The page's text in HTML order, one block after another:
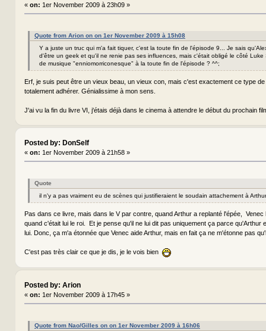
« on: 1er November 2009 à 23h09 »
Quote from Arion on on 1er November 2009 à 15h08
Y a juste un truc qui m'a fait tiquer, c'est la toute fin de l'épisode 9... Je sais
d'être un geek et qu'il ne renie pas ses influences, mais c'était obligé le côté Luke
de musique "enniomorriconesque" à la toute fin de l'épisode ? ^^;
Erf, je suis peut être un vieux beau, un vieux con, mais c'est exactement ce type
totalement adhérer. Génialissime à mon sens.
J'ai vu la fin du livre VI, j'étais déjà dans le cinema à attendre le début du prochain
Posted by: DonSelf
« on: 1er November 2009 à 21h58 »
Quote
il n'y a pas vraiment eu de scènes qui justifieraient le soudain attachement à
Pas dans ce livre, mais dans le V par contre, quand Arthur a replanté l'épée, Venec
quand c'était lui le roi. Et je pense qu'il ne lui dit pas uniquement ça parce qu'Arthur
lui. Donc, ça m'a étonnée que Venec aide Arthur, mais en fait ça ne m'étonne pas
C'est pas très clair ce que je dis, je le vois bien
Posted by: Arion
« on: 1er November 2009 à 17h45 »
Quote from Nao/Gilles on on 1er November 2009 à 16h06